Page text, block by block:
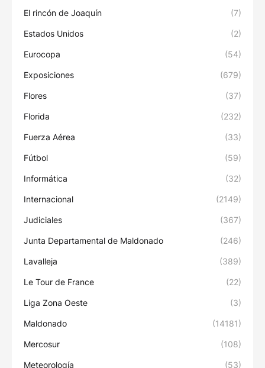
El rincón de Joaquín (7)
Estados Unidos (2)
Eurocopa (54)
Exposiciones (679)
Flores (37)
Florida (232)
Fuerza Aérea (33)
Fútbol (59)
Informática (32)
Internacional (2149)
Judiciales (367)
Junta Departamental de Maldonado (246)
Lavalleja (389)
Le Tour de France (22)
Liga Zona Oeste (3)
Maldonado (14181)
Mercosur (108)
Meteorología (53)